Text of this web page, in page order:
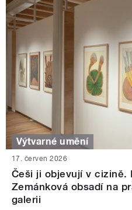
Výtvarné umění
17. červen 2026
Češi ji objevují v cizině.
Zemánková obsadí na
galerii